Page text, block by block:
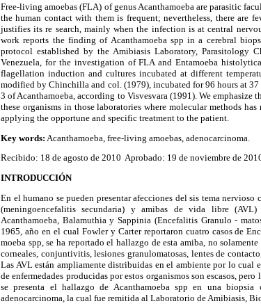
Free-living amoebas (FLA) of genus Acanthamoeba are parasitic
the human contact with them is frequent; nevertheless, there are
justifies its re search, mainly when the infection is at central
work reports the finding of Acanthamoeba spp in a cerebral
protocol established by the Amibiasis Laboratory,
Venezuela, for the investigation of FLA and Entamoeba
flagellation induction and cultures incubated at different
modified by Chinchilla and col. (1979), incubated for 96 hours at
3 of Acanthamoeba, according to Visvesvara (1991). We
these organisms in those laboratories where molecular methods
applying the opportune and specific treatment to the patient.
Key words: Acanthamoeba, free-living amoebas, adenocarcinoma.
Recibido: 18 de agosto de 2010 Aprobado: 19 de noviembre de
INTRODUCCIÓN
En el humano se pueden presentar afecciones del sis tema
(meningoencefalitis secundaria) y amibas de vida libre
Acanthamoeba, Balamuthia y Sappinia (Encefalitis Granulo -
1965, año en el cual Fowler y Carter reportaron cuatro casos de
moeba spp, se ha reportado el hallazgo de esta amiba, no
corneales, conjuntivitis, lesiones granulomatosas, lentes de
Las AVL están ampliamente distribuidas en el ambiente por lo cual
de enfermedades producidas por estos organismos son escasos,
se presenta el hallazgo de Acanthamoeba spp en una
adenocarcinoma, la cual fue remitida al Laboratorio de Amibiasis,